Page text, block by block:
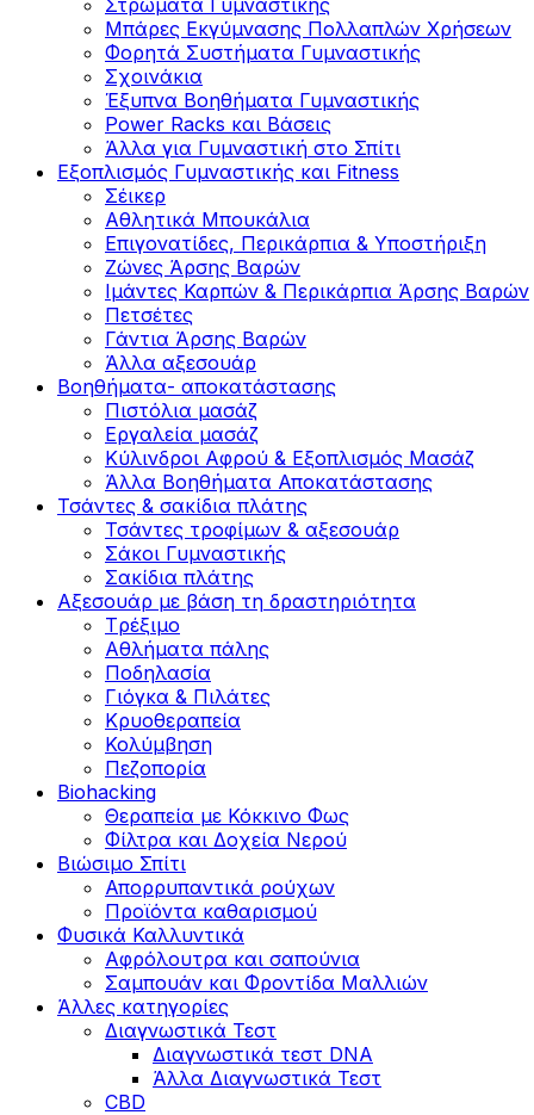
Μπάρες Εκγύμνασης Πολλαπλών Χρήσεων
Φορητά Συστήματα Γυμναστικής
Σχοινάκια
Έξυπνα Βοηθήματα Γυμναστικής
Power Racks και Βάσεις
Άλλα για Γυμναστική στο Σπίτι
Εξοπλισμός Γυμναστικής και Fitness
Σέικερ
Αθλητικά Μπουκάλια
Επιγονατίδες, Περικάρπια & Υποστήριξη
Ζώνες Άρσης Βαρών
Ιμάντες Καρπών & Περικάρπια Άρσης Βαρών
Πετσέτες
Γάντια Άρσης Βαρών
Άλλα αξεσουάρ
Βοηθήματα- αποκατάστασης
Πιστόλια μασάζ
Εργαλεία μασάζ
Κύλινδροι Αφρού & Εξοπλισμός Μασάζ
Άλλα Βοηθήματα Αποκατάστασης
Τσάντες & σακίδια πλάτης
Τσάντες τροφίμων & αξεσουάρ
Σάκοι Γυμναστικής
Σακίδια πλάτης
Αξεσουάρ με βάση τη δραστηριότητα
Tρέξιμο
Αθλήματα πάλης
Ποδηλασία
Γιόγκα & Πιλάτες
Κρυοθεραπεία
Κολύμβηση
Πεζοπορία
Biohacking
Θεραπεία με Κόκκινο Φως
Φίλτρα και Δοχεία Νερού
Βιώσιμο Σπίτι
Απορρυπαντικά ρούχων
Προϊόντα καθαρισμού
Φυσικά Καλλυντικά
Αφρόλουτρα και σαπούνια
Σαμπουάν και Φροντίδα Μαλλιών
Άλλες κατηγορίες
Διαγνωστικά Τεστ
Διαγνωστικά τεστ DNA
Άλλα Διαγνωστικά Τεστ
CBD